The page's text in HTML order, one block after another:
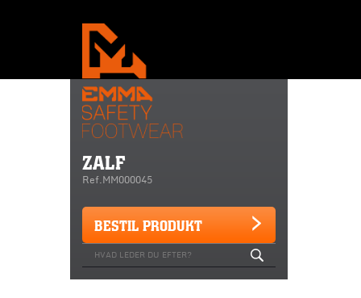
ZALF
Ref.MM000045
BESTIL PRODUKT